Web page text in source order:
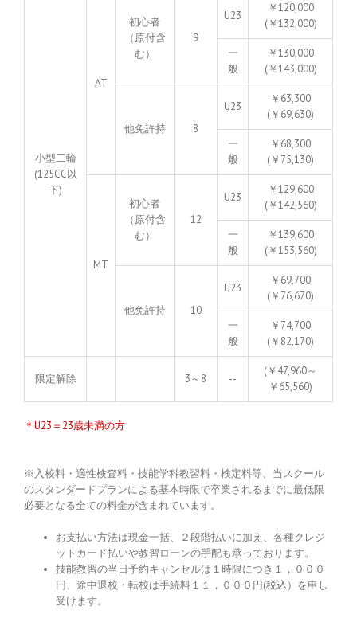
小型二輪
(125CC以
下)
AT
初心者
（原付含
む）
9
U23
￥120,000
(￥132,000)
一
般
￥130,000
(￥143,000)
他免許持 8
U23
￥63,300
(￥69,630)
一
般
￥68,300
(￥75,130)
MT
初心者
（原付含
む）
12
U23
￥129,600
(￥142,560)
一
般
￥139,600
(￥153,560)
他免許持 10
U23
￥69,700
(￥76,670)
一
般
￥74,700
(￥82,170)
限定解除 3～8 --
(￥47,960～
￥65,560)
＊U23＝23歳未満の方
※入校料・適性検査料・技能学科教習料・検定料等、当スクール
のスタンダードプランによる基本時限で卒業されるまでに最低限
必要となる全ての料金が含まれています。
お支払い方法は現金一括、２段階払いに加え、各種クレジ
ットカード払いや教習ローンの手配も承っております。
技能教習の当日予約キャンセルは１時限につき１，０００
円、途中退校・転校は手続料１１，０００円(税込）を申し
受けます。